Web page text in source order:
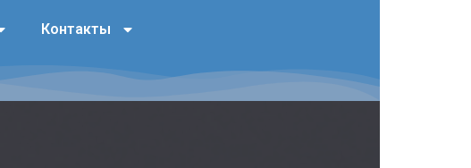
Контакты